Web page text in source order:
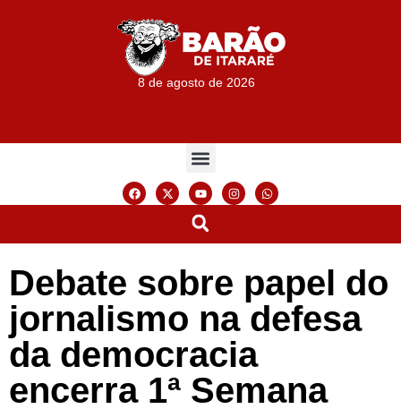
8 de agosto de 2026
Debate sobre papel do
jornalismo na defesa
da democracia
encerra 1ª Semana